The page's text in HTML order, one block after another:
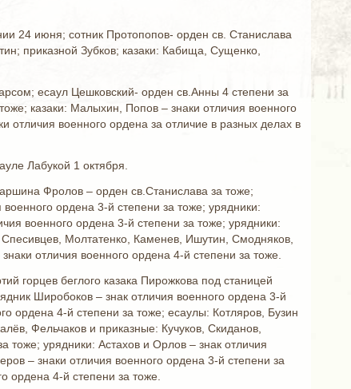
24 июня; сотник Протопопов- орден св. Станислава
приказной Зубков; казаки: Кабища, Сущенко,
есаул Цешковский- орден св.Анны 4 степени за
казаки: Малыхин, Попов – знаки отличия военного
отличия военного ордена за отличие в разных делах в
Лабукой 1 октября.
Фролов – орден св.Станислава за тоже;
ордена 3-й степени за тоже; урядники:
военного ордена 3-й степени за тоже; урядники:
Молтатенко, Каменев, Ишутин, Смодняков,
отличия военного ордена 4-й степени за тоже.
горцев беглого казака Пирожкова под станицей
Широбоков – знак отличия военного ордена 3-й
ордена 4-й степени за тоже; есаулы: Котляров, Бузин
Фельчаков и приказные: Кучуков, Скиданов,
тоже; урядники: Астахов и Орлов – знак отличия
– знаки отличия военного ордена 3-й степени за
ордена 4-й степени за тоже.